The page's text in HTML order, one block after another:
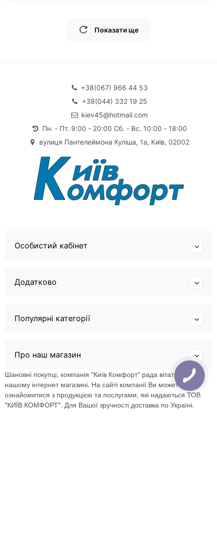
Показати ще
+38(067) 966 44 53
+38(044) 332 19 25
kiev45@hotmail.com
Пн. - Пт. 9:00 - 20:00 Сб. - Вс. 10:00 - 18:00
вулиця Пантелеймона Куліша, 1а, Київ, 02002
Особистий кабінет
Додатково
Популярні категорії
Про наш магазин
Шановні покупці, компанія "Київ Комфорт" рада вітати Вас в
нашому інтернет магазині. На сайті компанії Ви можете
ознайомитися з продукцією та послугами, які надаються ТОВ
"КИЇВ КОМФОРТ". Для Вашої зручності доставка по Україні.